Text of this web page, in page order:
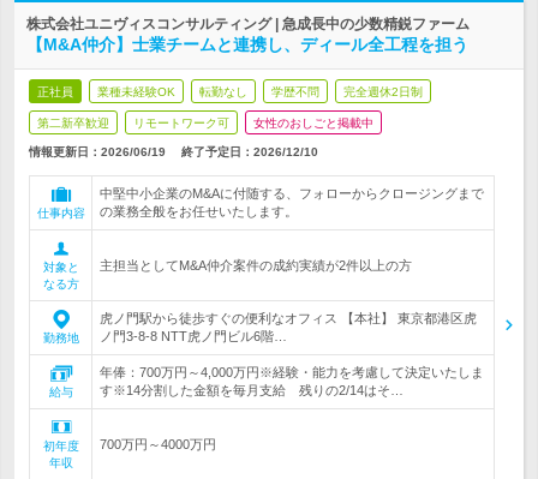
株式会社ユニヴィスコンサルティング | 急成長中の少数精鋭ファーム
【M&A仲介】士業チームと連携し、ディール全工程を担う
正社員 業種未経験OK 転勤なし 学歴不問 完全週休2日制
第二新卒歓迎 リモートワーク可 女性のおしごと掲載中
情報更新日：2026/06/19 終了予定日： 2026/12/10
仕事内容
中堅中小企業のM&Aに付随する、フォローからクロージングまで
の業務全般をお任せいたします。
対象と
なる方
主担当としてM&A仲介案件の成約実績が2件以上の方
勤務地
虎ノ門駅から徒歩すぐの便利なオフィス 【本社】 東京都港区虎
ノ門3-8-8 NTT虎ノ門ビル6階…
給与
年俸：700万円～4,000万円※経験・能力を考慮して決定いたしま
す※14分割した金額を毎月支給 残りの2/14はそ…
初年度
年収
700万円～4000万円